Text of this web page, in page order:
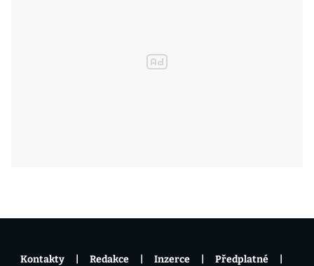
Kontakty Redakce Inzerce Předplatné